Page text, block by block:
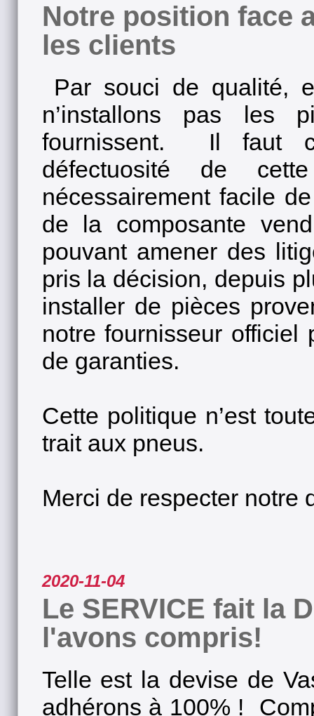
Notre position face
les clients
Par souci de qualité,
n’installons pas les
fournissent. Il faut
défectuosité de
nécessairement facile
de la composante
pouvant amener des
pris la décision, depuis
installer de pièces
notre fournisseur
de garanties.
Cette politique n’est
trait aux pneus.
Merci de respecter notre
2020-11-04
Le SERVICE fait la
l'avons compris!
Telle est la devise de
adhérons à 100% !